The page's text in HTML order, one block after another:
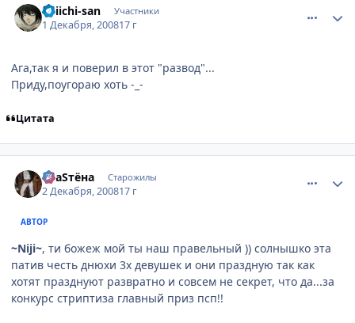
Keiichi-san Участники
1 Декабря, 200817 г
Ага,так я и поверил в этот "развод"...
Приду,поугораю хоть -_-
Цитата
SлаSтёна Старожилы
2 Декабря, 200817 г
АВТОР
~Niji~, ти божеж мой ты наш правельный )) солнышко эта
патив честь днюхи 3х девушек и они праздную так как
хотят празднуют развратно и совсем не секрет, что да...за
конкурс стриптиза главный приз псп!!